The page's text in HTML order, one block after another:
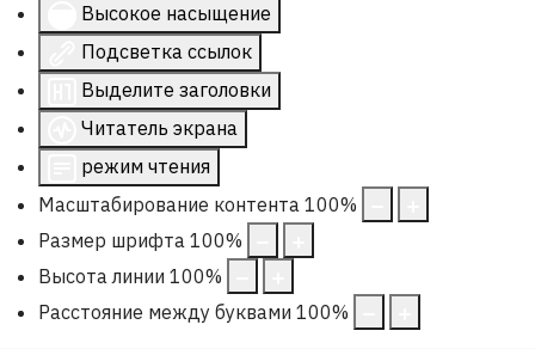
Высокое насыщение
Подсветка ссылок
Выделите заголовки
Читатель экрана
режим чтения
Масштабирование контента 100%
Размер шрифта 100%
Высота линии 100%
Расстояние между буквами 100%